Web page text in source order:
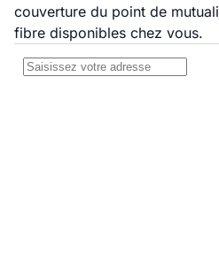
couverture du point de
fibre disponibles chez vous.